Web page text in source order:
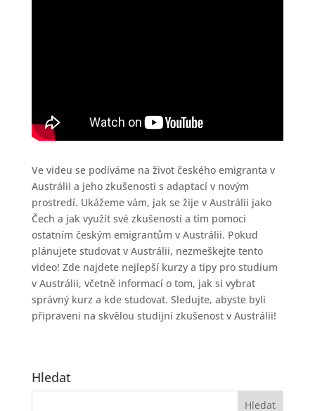
Ve videu se podíváme na život českého emigranta v
Austrálii a jeho zkušenosti s adaptací v novým
prostredí. Ukážeme vám, jak se žije v Austrálii jako
Čech a jak využít své zkušenosti a tím pomoci
ostatním českým emigrantům v Austrálii. Pokud
plánujete studovat v Austrálii, nezmeškejte tento
video! Zde najdete nejlepší kurzy a tipy pro studium
v Austrálii, včetně informací o tom, jak si vybrat
správný kurz a kde studovat. Sledujte, abyste byli
připraveni na skvělou studijní zkušenost v Austrálii!
Hledat